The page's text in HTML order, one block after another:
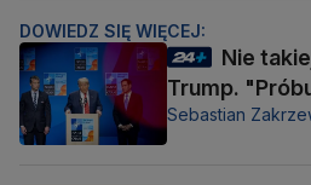
DOWIEDZ SIĘ WIĘCEJ:
Nie
Trump.
Sebastian